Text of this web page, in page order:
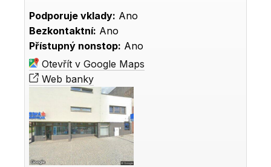
Podporuje vklady: Ano
Bezkontaktní: Ano
Přístupný nonstop: Ano
Otevřít v Google Maps
Web banky